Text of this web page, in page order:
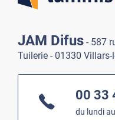
JAM Difus - 587
Tuilerie - 01330 Villars-
00 33
du lundi